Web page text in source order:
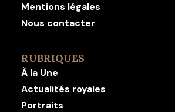
Mentions légales
Nous contacter
RUBRIQUES
À la Une
Actualités royales
Portraits